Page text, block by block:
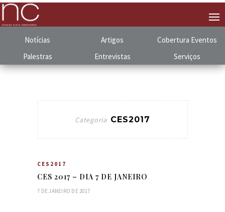
Notícias Artigos Cobertura Eventos
Palestras
Entrevistas Serviços
Categoria CES2017
CES2017
CES 2017 – DIA 7 DE JANEIRO
7 DE JANEIRO DE 2017